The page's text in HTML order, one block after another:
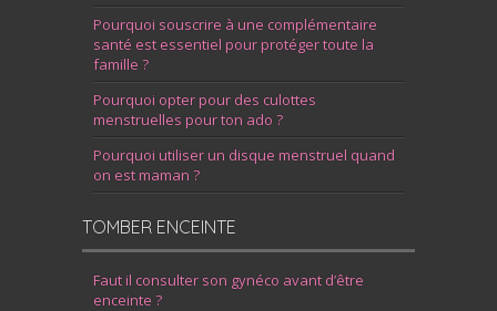
Pourquoi souscrire à une complémentaire
santé est essentiel pour protéger toute la
famille ?
Pourquoi opter pour des culottes
menstruelles pour ton ado ?
Pourquoi utiliser un disque menstruel quand
on est maman ?
TOMBER ENCEINTE
Faut il consulter son gynéco avant d’être
enceinte ?